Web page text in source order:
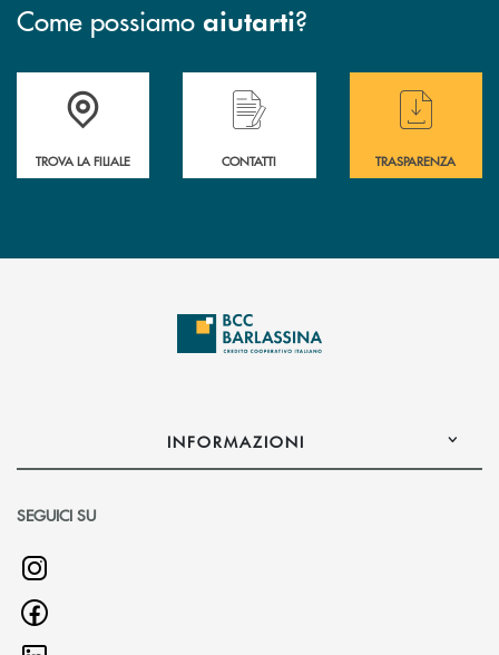
Come possiamo aiutarti?
Accedi all' elenco completo delle filiali di BCC Barlassina.
TROVA LA FILIALE
Hai bisogno di assistenza immediata ?
CONTATTI
Hai bisogno di
TRASPARENZA
INFORMAZIONI
SEGUICI SU